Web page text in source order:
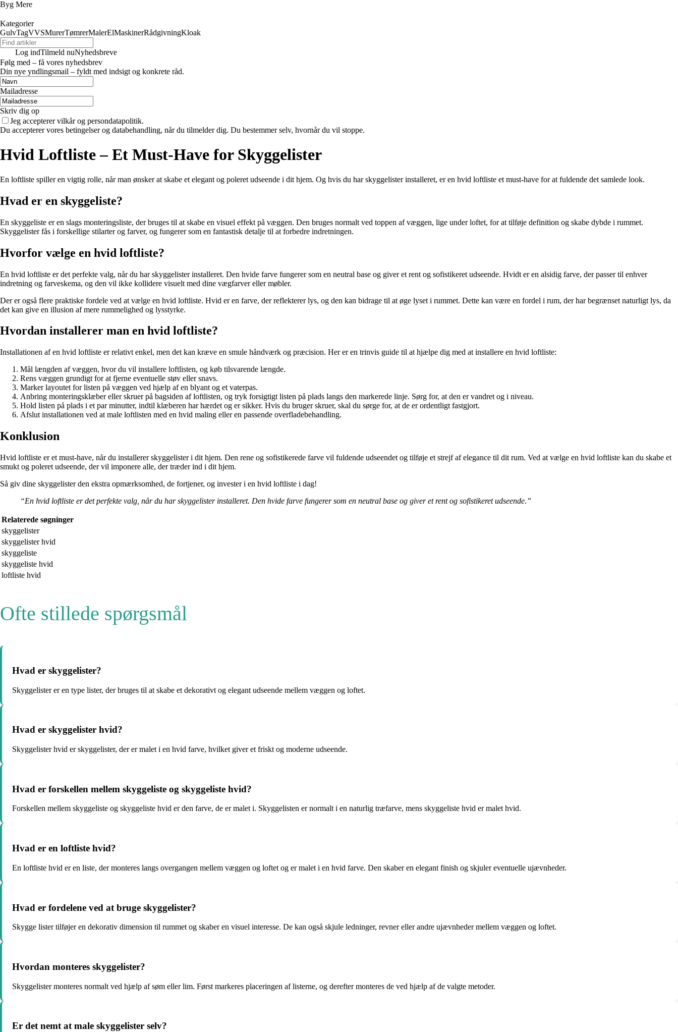
Byg Mere
Kategorier
GulvTagVVSMurerTømrerMalerElMaskinerRådgivningKloak
Log indTilmeld nuNyhedsbreve
Følg med – få vores nyhedsbrev
Din nye yndlingsmail – fyldt med indsigt og konkrete råd.
Mailadresse
Skriv dig op
Jeg accepterer vilkår og persondatapolitik.
Du accepterer vores betingelser og databehandling, når du tilmelder dig. Du bestemmer selv, hvornår du vil stoppe.
Hvid Loftliste – Et Must-Have for Skyggelister
En loftliste spiller en vigtig rolle, når man ønsker at skabe et elegant og poleret udseende i dit hjem. Og hvis du har skyggelister installeret, er en hvid loftliste et must-have for at fuldende det samlede look.
Hvad er en skyggeliste?
En skyggeliste er en slags monteringsliste, der bruges til at skabe en visuel effekt på væggen. Den bruges normalt ved toppen af væggen, lige under loftet, for at tilføje definition og skabe dybde i rummet.
Skyggelister fås i forskellige stilarter og farver, og fungerer som en fantastisk detalje til at forbedre indretningen.
Hvorfor vælge en hvid loftliste?
En hvid loftliste er det perfekte valg, når du har skyggelister installeret. Den hvide farve fungerer som en neutral base og giver et rent og sofistikeret udseende. Hvidt er en alsidig farve, der passer til enhver
indretning og farveskema, og den vil ikke kollidere visuelt med dine vægfarver eller møbler.
Der er også flere praktiske fordele ved at vælge en hvid loftliste. Hvid er en farve, der reflekterer lys, og den kan bidrage til at øge lyset i rummet. Dette kan være en fordel i rum, der har begrænset naturligt lys, da
det kan give en illusion af mere rummelighed og lysstyrke.
Hvordan installerer man en hvid loftliste?
Installationen af en hvid loftliste er relativt enkel, men det kan kræve en smule håndværk og præcision. Her er en trinvis guide til at hjælpe dig med at installere en hvid loftliste:
Mål længden af væggen, hvor du vil installere loftlisten, og køb tilsvarende længde.
Rens væggen grundigt for at fjerne eventuelle støv eller snavs.
Marker layoutet for listen på væggen ved hjælp af en blyant og et vaterpas.
Anbring monteringsklæber eller skruer på bagsiden af loftlisten, og tryk forsigtigt listen på plads langs den markerede linje. Sørg for, at den er vandret og i niveau.
Hold listen på plads i et par minutter, indtil klæberen har hærdet og er sikker. Hvis du bruger skruer, skal du sørge for, at de er ordentligt fastgjort.
Afslut installationen ved at male loftlisten med en hvid maling eller en passende overfladebehandling.
Konklusion
Hvid loftliste er et must-have, når du installerer skyggelister i dit hjem. Den rene og sofistikerede farve vil fuldende udseendet og tilføje et strejf af elegance til dit rum. Ved at vælge en hvid loftliste kan du skabe et
smukt og poleret udseende, der vil imponere alle, der træder ind i dit hjem.
Så giv dine skyggelister den ekstra opmærksomhed, de fortjener, og invester i en hvid loftliste i dag!
“En hvid loftliste er det perfekte valg, når du har skyggelister installeret. Den hvide farve fungerer som en neutral base og giver et rent og sofistikeret udseende.”
Relaterede søgninger
skyggelister
skyggelister hvid
skyggeliste
skyggeliste hvid
loftliste hvid
Ofte stillede spørgsmål
Hvad er skyggelister?
Skyggelister er en type lister, der bruges til at skabe et dekorativt og elegant udseende mellem væggen og loftet.
Hvad er skyggelister hvid?
Skyggelister hvid er skyggelister, der er malet i en hvid farve, hvilket giver et friskt og moderne udseende.
Hvad er forskellen mellem skyggeliste og skyggeliste hvid?
Forskellen mellem skyggeliste og skyggeliste hvid er den farve, de er malet i. Skyggelisten er normalt i en naturlig træfarve, mens skyggeliste hvid er malet hvid.
Hvad er en loftliste hvid?
En loftliste hvid er en liste, der monteres langs overgangen mellem væggen og loftet og er malet i en hvid farve. Den skaber en elegant finish og skjuler eventuelle ujævnheder.
Hvad er fordelene ved at bruge skyggelister?
Skygge lister tilføjer en dekorativ dimension til rummet og skaber en visuel interesse. De kan også skjule ledninger, revner eller andre ujævnheder mellem væggen og loftet.
Hvordan monteres skyggelister?
Skyggelister monteres normalt ved hjælp af søm eller lim. Først markeres placeringen af listerne, og derefter monteres de ved hjælp af de valgte metoder.
Er det nemt at male skyggelister selv?